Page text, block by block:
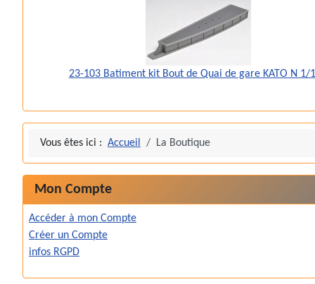
23-103 Batiment kit Bout de Quai de gare KATO N 1/
Vous êtes ici : Accueil La Boutique
Mon Compte
Accéder à mon Compte
Créer un Compte
infos RGPD